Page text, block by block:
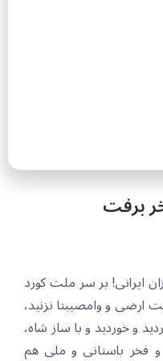
برفت
ایرانی! بر سر ملت کورد
ارضی و وامصیبتا نزنید،
و خوردید و با ساز شاە،
فخر باستانی و ملی هم